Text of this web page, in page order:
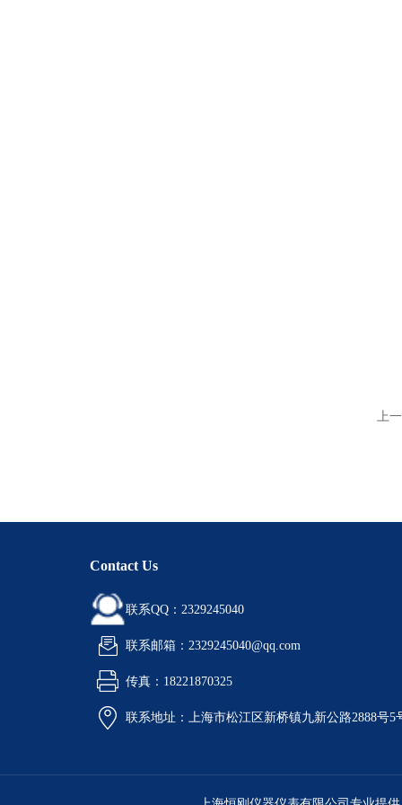
上
Contact Us
联系QQ：2329245040
联系邮箱：2329245040@qq.com
传真：18221870325
联系地址：上海市松江区新桥镇九新公路2888号5